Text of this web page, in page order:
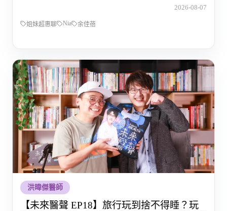
2026-08-07
姐妹超惠聊 Nia 余佳蓓
洪暐傑醫師
【未來醫聲 EP18】旅行玩到捨不得睡？玩